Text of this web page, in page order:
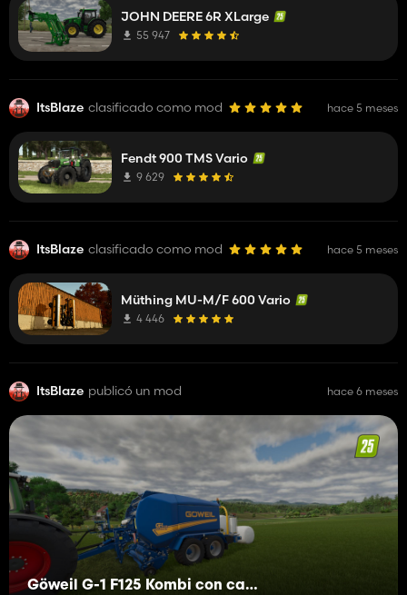
JOHN DEERE 6R XLarge
55 947
ItsBlaze clasificado como mod hace 5 meses
Fendt 900 TMS Vario
9 629
ItsBlaze clasificado como mod hace 5 meses
Müthing MU-M/F 600 Vario
4 446
ItsBlaze publicó un mod hace 6 meses
Göweil G-1 F125 Kombi con camara